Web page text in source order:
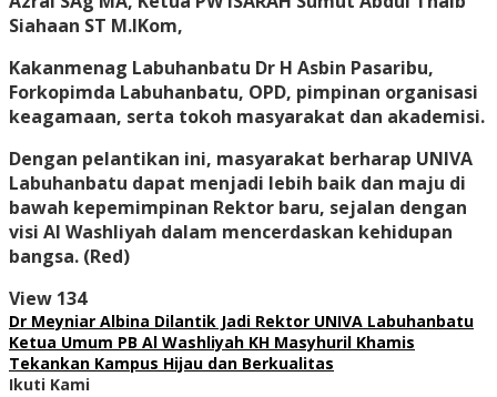
Siahaan ST M.IKom,
Kakanmenag Labuhanbatu Dr H Asbin Pasaribu,
Forkopimda Labuhanbatu, OPD, pimpinan organisasi
keagamaan, serta tokoh masyarakat dan akademisi.
Dengan pelantikan ini, masyarakat berharap UNIVA
Labuhanbatu dapat menjadi lebih baik dan maju di
bawah kepemimpinan Rektor baru, sejalan dengan
visi Al Washliyah dalam mencerdaskan kehidupan
bangsa. (Red)
View 134
Dr Meyniar Albina Dilantik Jadi Rektor UNIVA Labuhanbatu
Ketua Umum PB Al Washliyah KH Masyhuril Khamis
Tekankan Kampus Hijau dan Berkualitas
Ikuti Kami